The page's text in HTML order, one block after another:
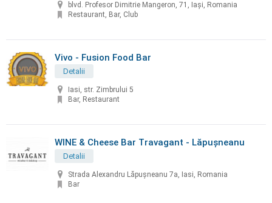
blvd. Profesor Dimitrie Mangeron, 71, Iași, Romania
Restaurant, Bar, Club
Vivo - Fusion Food Bar
Detalii
Iasi, str. Zimbrului 5
Bar, Restaurant
WINE & Cheese Bar Travagant - Lăpușneanu
Detalii
Strada Alexandru Lăpușneanu 7a, Iasi, Romania
Bar